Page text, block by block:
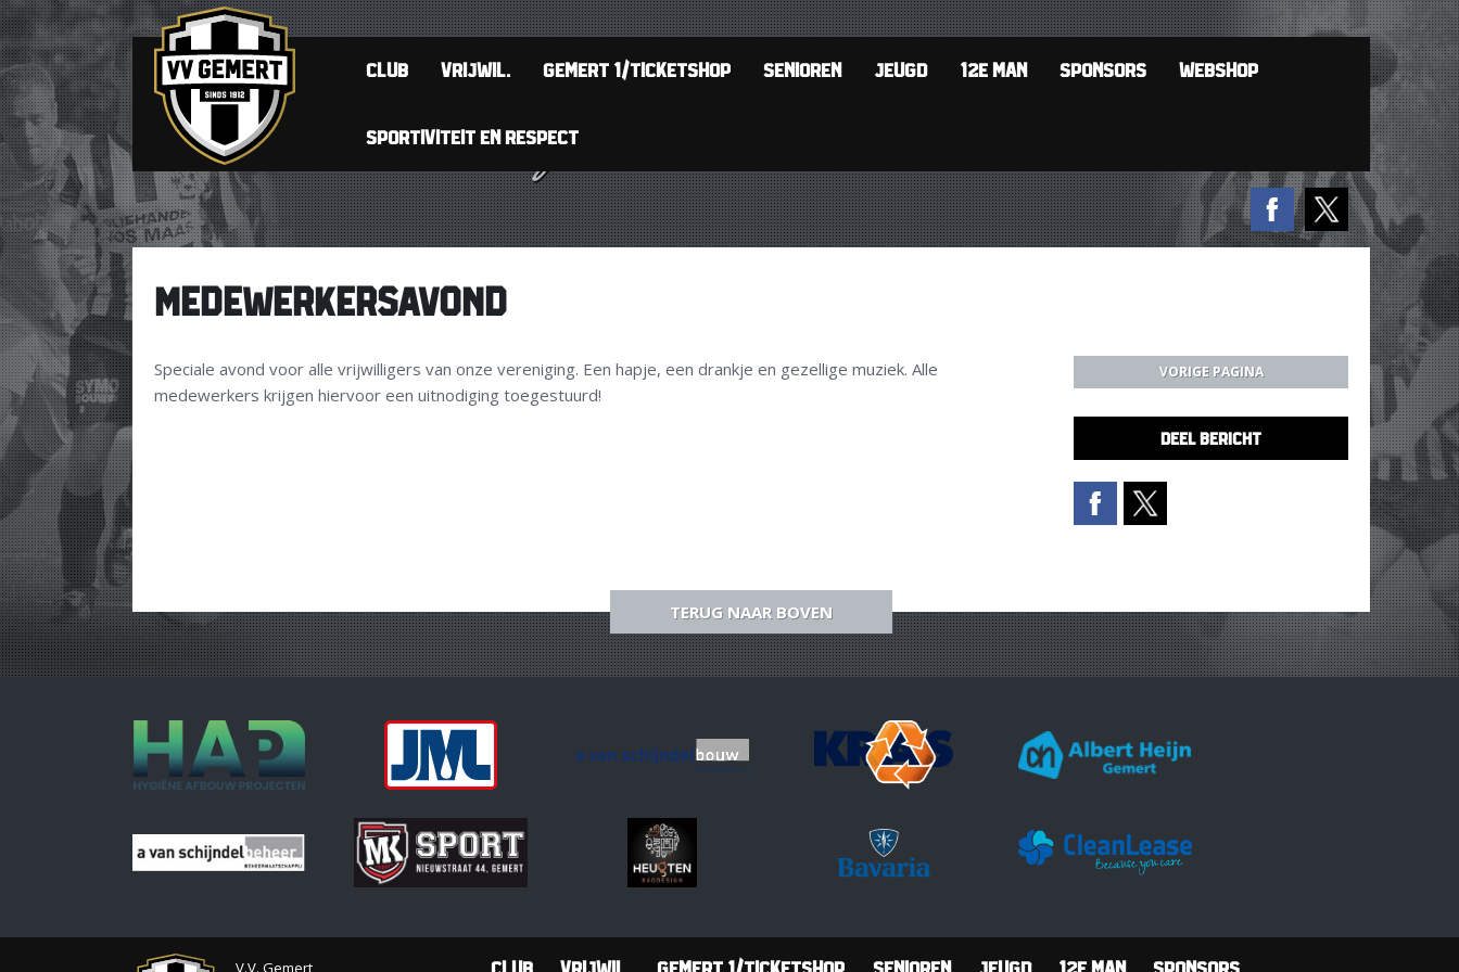
CLUB VRIJWIL. GEMERT 1/TICKETSHOP SENIOREN JEUGD 12E MAN SPONSORS WEBSHOP
SPORTIVITEIT EN RESPECT
MEDEWERKERSAVOND
Speciale avond voor alle vrijwilligers van onze vereniging. Een hapje, een drankje en gezellige muziek. Alle
medewerkers krijgen hiervoor een uitnodiging toegestuurd!
VORIGE PAGINA
DEEL BERICHT
TERUG NAAR BOVEN
V.V. Gemert